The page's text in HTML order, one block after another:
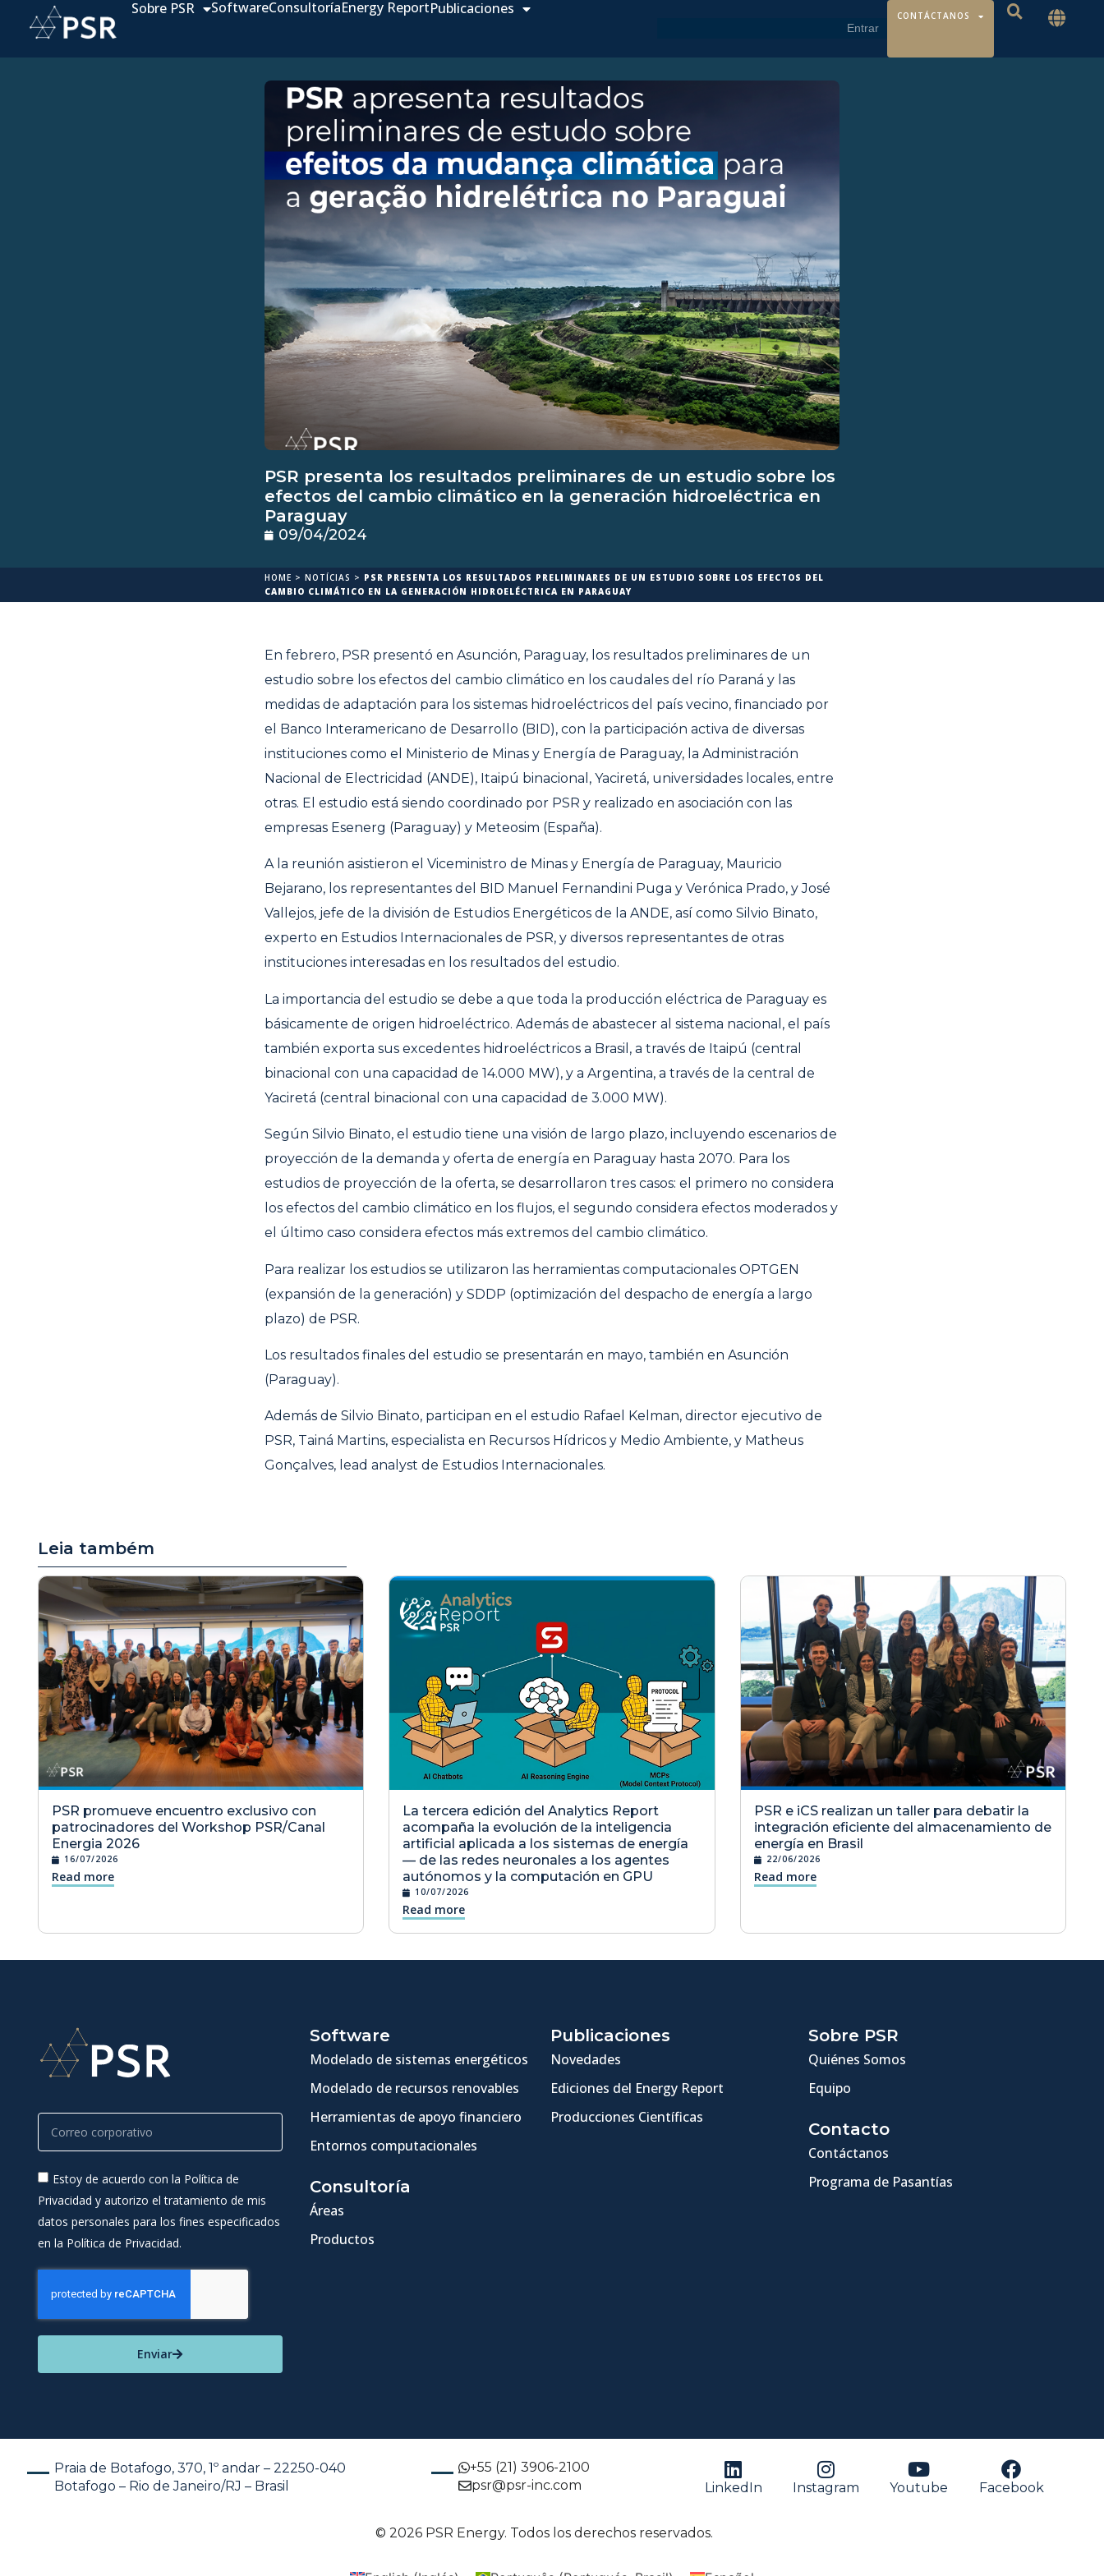
Sobre PSR SoftwareConsultoríaEnergy ReportPublicaciones CONTÁCTANOS
PSR presenta los resultados preliminares de un estudio sobre los
efectos del cambio climático en la generación hidroeléctrica en
Paraguay
09/04/2024
HOME > NOTÍCIAS > PSR PRESENTA LOS RESULTADOS PRELIMINARES DE UN ESTUDIO SOBRE LOS EFECTOS DEL
CAMBIO CLIMÁTICO EN LA GENERACIÓN HIDROELÉCTRICA EN PARAGUAY
En febrero, PSR presentó en Asunción, Paraguay, los resultados preliminares de un
estudio sobre los efectos del cambio climático en los caudales del río Paraná y las
medidas de adaptación para los sistemas hidroeléctricos del país vecino, financiado por
el Banco Interamericano de Desarrollo (BID), con la participación activa de diversas
instituciones como el Ministerio de Minas y Energía de Paraguay, la Administración
Nacional de Electricidad (ANDE), Itaipú binacional, Yaciretá, universidades locales, entre
otras. El estudio está siendo coordinado por PSR y realizado en asociación con las
empresas Esenerg (Paraguay) y Meteosim (España).
A la reunión asistieron el Viceministro de Minas y Energía de Paraguay, Mauricio
Bejarano, los representantes del BID Manuel Fernandini Puga y Verónica Prado, y José
Vallejos, jefe de la división de Estudios Energéticos de la ANDE, así como Silvio Binato,
experto en Estudios Internacionales de PSR, y diversos representantes de otras
instituciones interesadas en los resultados del estudio.
La importancia del estudio se debe a que toda la producción eléctrica de Paraguay es
básicamente de origen hidroeléctrico. Además de abastecer al sistema nacional, el país
también exporta sus excedentes hidroeléctricos a Brasil, a través de Itaipú (central
binacional con una capacidad de 14.000 MW), y a Argentina, a través de la central de
Yaciretá (central binacional con una capacidad de 3.000 MW).
Según Silvio Binato, el estudio tiene una visión de largo plazo, incluyendo escenarios de
proyección de la demanda y oferta de energía en Paraguay hasta 2070. Para los
estudios de proyección de la oferta, se desarrollaron tres casos: el primero no considera
los efectos del cambio climático en los flujos, el segundo considera efectos moderados y
el último caso considera efectos más extremos del cambio climático.
Para realizar los estudios se utilizaron las herramientas computacionales OPTGEN
(expansión de la generación) y SDDP (optimización del despacho de energía a largo
plazo) de PSR.
Los resultados finales del estudio se presentarán en mayo, también en Asunción
(Paraguay).
Además de Silvio Binato, participan en el estudio Rafael Kelman, director ejecutivo de
PSR, Tainá Martins, especialista en Recursos Hídricos y Medio Ambiente, y Matheus
Gonçalves, lead analyst de Estudios Internacionales.
Leia também
PSR promueve encuentro exclusivo con
patrocinadores del Workshop PSR/Canal
Energia 2026
16/07/2026
Read more
La tercera edición del Analytics Report
acompaña la evolución de la inteligencia
artificial aplicada a los sistemas de energía
— de las redes neuronales a los agentes
autónomos y la computación en GPU
10/07/2026
Read more
PSR e iCS realizan un taller para debatir la
integración eficiente del almacenamiento de
energía en Brasil
22/06/2026
Read more
Estoy de acuerdo con la Política de
Privacidad y autorizo el tratamiento de mis
datos personales para los fines especificados
en la Política de Privacidad.
Enviar
Software
Modelado de sistemas energéticos
Modelado de recursos renovables
Herramientas de apoyo financiero
Entornos computacionales
Consultoría
Áreas
Productos
Publicaciones
Novedades
Ediciones del Energy Report
Producciones Científicas
Sobre PSR
Quiénes Somos
Equipo
Contacto
Contáctanos
Programa de Pasantías
Praia de Botafogo, 370, 1º andar – 22250-040
Botafogo – Rio de Janeiro/RJ – Brasil
+55 (21) 3906-2100
psr@psr-inc.com
LinkedIn Instagram Youtube Facebook
© 2026 PSR Energy. Todos los derechos reservados.